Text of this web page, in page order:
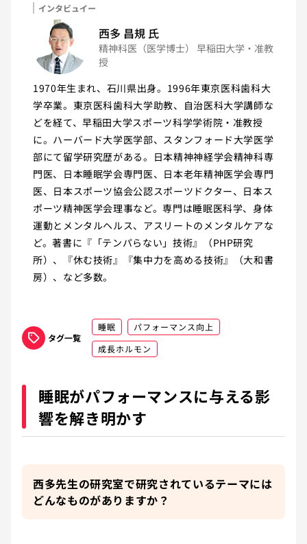
インタビュイー
インタビュイー
西多 昌規 氏
精神科医（医学博士） 早稲田大学・准教
授
1970年生まれ、石川県出身。1996年東京医科歯科大
学卒業。東京医科歯科大学助教、自治医科大学講師な
どを経て、早稲田大学スポーツ科学学術院・准教授
に。ハーバード大学医学部、スタンフォード大学医学
部にて留学研究歴がある。日本精神神経学会精神科専
門医、日本睡眠学会専門医、日本老年精神医学会専門
医、日本スポーツ協会公認スポーツドクター、日本ス
ポーツ精神医学会理事など。専門は睡眠医科学、身体
運動とメンタルヘルス、アスリートのメンタルケアな
ど。著書に『「テンパらない」技術』（PHP研究
所）、『休む技術』『集中力を高める技術』（大和書
房）、など多数。
タグ一覧
睡眠
パフォーマンス向上
成長ホルモン
睡眠がパフォーマンスに与える影
響を解き明かす
西多先生の研究室で研究されているテーマには
どんなものがありますか？